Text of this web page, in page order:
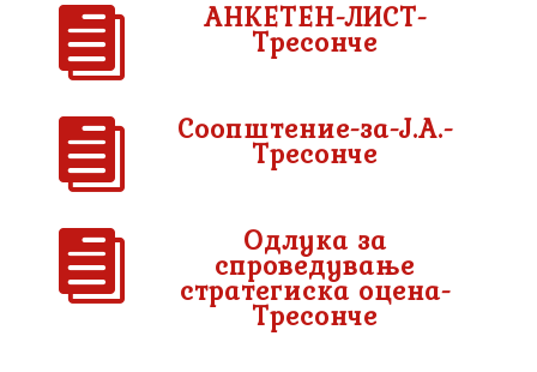
 АНКЕТЕН-ЛИСТ-
Тресонче
 Соопштение-за-Ј.А.-
Тресонче
 Одлука за
спроведување
стратегиска оцена-
Тресонче